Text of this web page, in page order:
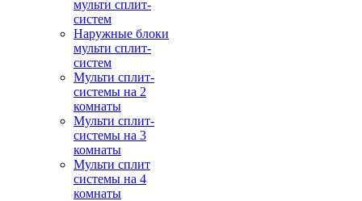
мульти сплит-
систем
Наружные блоки
мульти сплит-
систем
Мульти сплит-
системы на 2
комнаты
Мульти сплит-
системы на 3
комнаты
Мульти сплит
системы на 4
комнаты